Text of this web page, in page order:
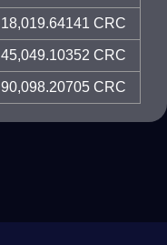
18,019.64141 CRC
45,049.10352 CRC
90,098.20705 CRC